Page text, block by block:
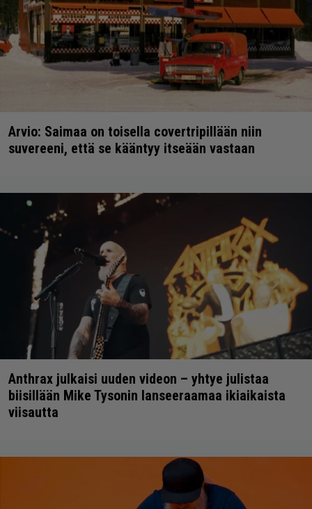
Arvio: Saimaa on toisella covertripillään niin
suvereeni, että se kääntyy itseään vastaan
Anthrax julkaisi uuden videon – yhtye julistaa
biisillään Mike Tysonin lanseeraamaa ikiaikaista
viisautta